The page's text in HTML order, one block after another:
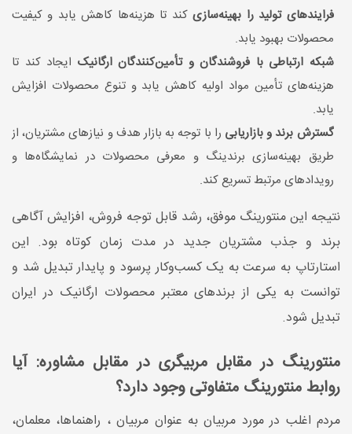
فرایندهای تولید را بهینه‌سازیکند تا هزینه‌ها کاهش یابد و کیفیت
محصولات بهبود یابد.
شبکه ارتباطی با فروشندگان و تأمین‌کنندگان ارگانیک ایجاد کند تا
هزینه‌های تأمین مواد اولیه کاهش یابد و تنوع محصولات افزایش
یابد.
گسترش برند و بازاریابی را با توجه به بازار هدف و نیازهای مشتریان، از
طریق بهینه‌سازی برندینگ و معرفی محصولات در نمایشگاه‌ها و
رویدادهای مرتبط تسریع کند.
نتیجه این منتورینگ موفق، رشد قابل توجه فروش، افزایش آگاهی
برند و جذب مشتریان جدید در مدت زمان کوتاه بود. این
استارتاپ به سرعت به یک کسب‌وکار پرسود و پایدار تبدیل شد و
توانست به یکی از برندهای معتبر محصولات ارگانیک در ایران
تبدیل شود.
منتورینگ در مقابل مربیگری در مقابل مشاوره: آیا
روابط منتورینگ متفاوتی وجود دارد؟
مردم اغلب در مورد مربیان به عنوان مربیان ، راهنماها، معلمان،